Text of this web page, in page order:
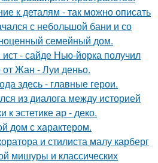
к деталям - так можно описать
с небольшой бани и со
семейный дом.
- сайде Нью-йорка получил
Жан - Луи деньо.
здесь - главные герои.
из диалога между историей
к эстетике ар - деко.
дом с характером.
и стилиста малу карберг
мишуры и классических